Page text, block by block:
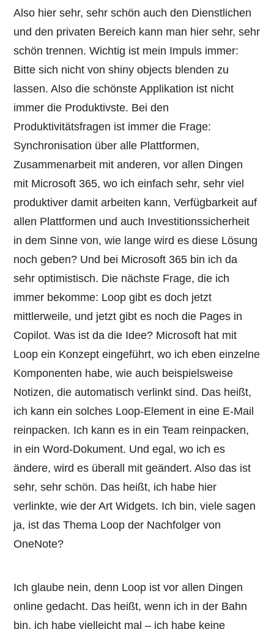
Also hier sehr, sehr schön auch den Dienstlichen
und den privaten Bereich kann man hier sehr, sehr
schön trennen. Wichtig ist mein Impuls immer:
Bitte sich nicht von shiny objects blenden zu
lassen. Also die schönste Applikation ist nicht
immer die Produktivste. Bei den
Produktivitätsfragen ist immer die Frage:
Synchronisation über alle Plattformen,
Zusammenarbeit mit anderen, vor allen Dingen
mit Microsoft 365, wo ich einfach sehr, sehr viel
produktiver damit arbeiten kann, Verfügbarkeit auf
allen Plattformen und auch Investitionssicherheit
in dem Sinne von, wie lange wird es diese Lösung
noch geben? Und bei Microsoft 365 bin ich da
sehr optimistisch. Die nächste Frage, die ich
immer bekomme: Loop gibt es doch jetzt
mittlerweile, und jetzt gibt es noch die Pages in
Copilot. Was ist da die Idee? Microsoft hat mit
Loop ein Konzept eingeführt, wo ich eben einzelne
Komponenten habe, wie auch beispielsweise
Notizen, die automatisch verlinkt sind. Das heißt,
ich kann ein solches Loop-Element in eine E-Mail
reinpacken. Ich kann es in ein Team reinpacken,
in ein Word-Dokument. Und egal, wo ich es
ändere, wird es überall mit geändert. Also das ist
sehr, sehr schön. Das heißt, ich habe hier
verlinkte, wie der Art Widgets. Ich bin, viele sagen
ja, ist das Thema Loop der Nachfolger von
OneNote?
Ich glaube nein, denn Loop ist vor allen Dingen
online gedacht. Das heißt, wenn ich in der Bahn
bin, ich habe vielleicht mal – ich habe keine